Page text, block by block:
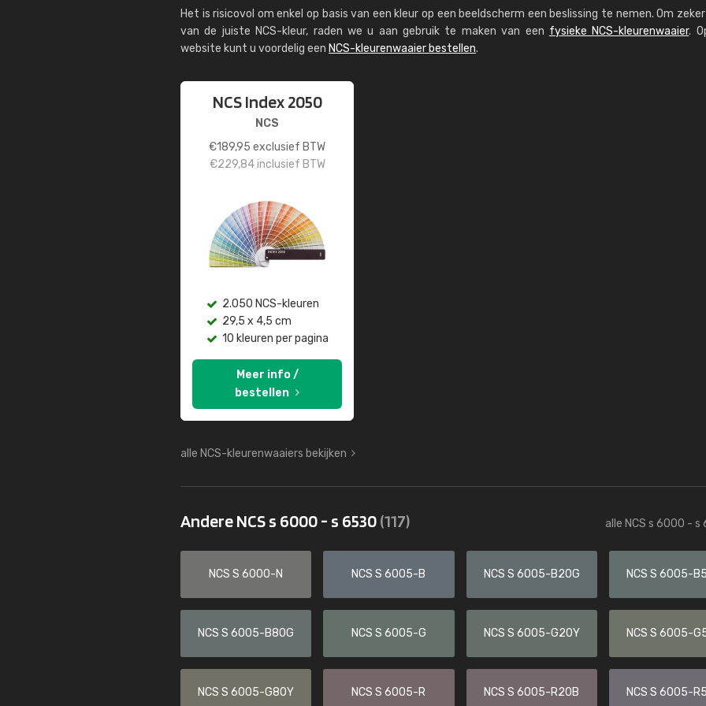
Het is risicovol om enkel op basis van een kleur op een beeldscherm een beslissing te nemen. Om
van de juiste NCS-kleur, raden we u aan gebruik te maken van een fysieke NCS-kleurenwaaier.
website kunt u voordelig een NCS-kleurenwaaier bestellen.
NCS Index 2050
NCS
€189,95 exclusief BTW
€229,84inclusief BTW
2.050 NCS-kleuren
29,5 x 4,5 cm
10 kleuren per pagina
Meer info /
bestellen
alle NCS-kleurenwaaiers bekijken
Andere NCS s 6000 - s 6530(117) alle NCS s 6000 - s
NCS S 6000-N NCS S 6005-B NCS S 6005-B20G NCS S 6005-
NCS S 6005-B80G NCS S 6005-G NCS S 6005-G20Y NCS S 6005-
NCS S 6005-G80Y NCS S 6005-R NCS S 6005-R20B NCS S 6005-